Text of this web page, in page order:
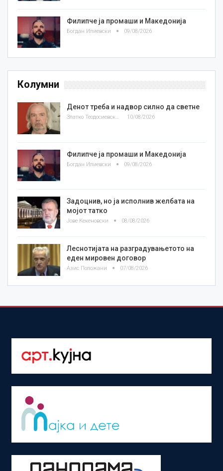
Филипче ја промаши и Македонија
Богдан Илиевски 09/08/2026
Колумни
Денот треба и надвор силно да светне
Златко Теодосиевски 10/08/2026
Филипче ја промаши и Македонија
Богдан Илиевски 09/08/2026
Задоцнив, но ја исполнив желбата на
мојот татко
Јове Кекеновски 08/08/2026
Леснотијата на разградувањетото на
еден мировен договор
Азис Положани 07/08/2026